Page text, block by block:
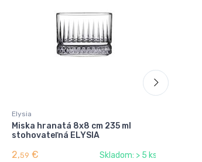
Elysia
Miska hranatá 8x8 cm 235 ml
stohovateľná ELYSIA
2,59 € Skladom: > 5 ks